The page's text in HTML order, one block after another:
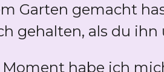
Garten gemacht
gehalten, als du ihn
Moment habe ich